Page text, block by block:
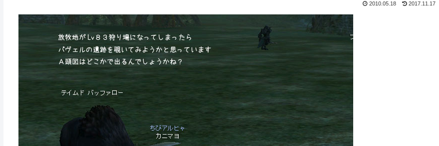
2010.05.18 2017.11.17